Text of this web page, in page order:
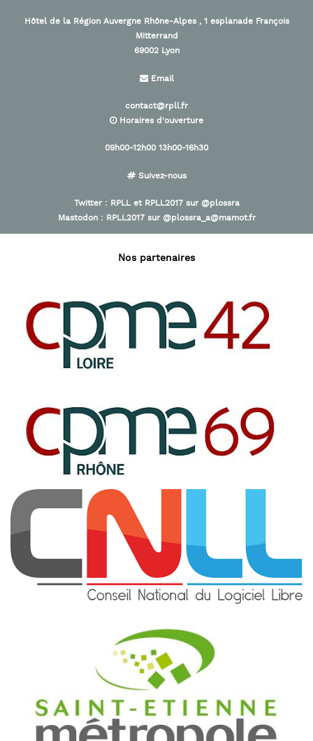
Hôtel de la Région Auvergne Rhône-Alpes , 1 esplanade François
Mitterrand
69002 Lyon
Email
contact@rpll.fr
Horaires d'ouverture
09h00-12h00 13h00-16h30
Suivez-nous
Twitter : RPLLet RPLL2017sur @plossra
Mastodon : RPLL2017sur @plossra_a@mamot.fr
Nos partenaires